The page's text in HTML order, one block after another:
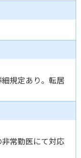
規定あり。転居
常勤医にて対応